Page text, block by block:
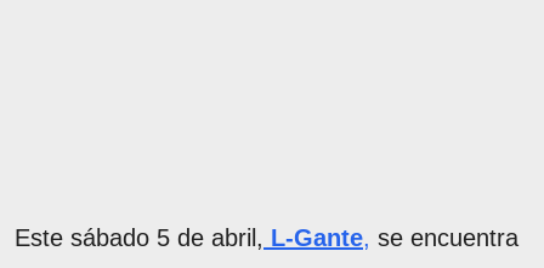
Este sábado 5 de abril, L-Gante, se encuentra